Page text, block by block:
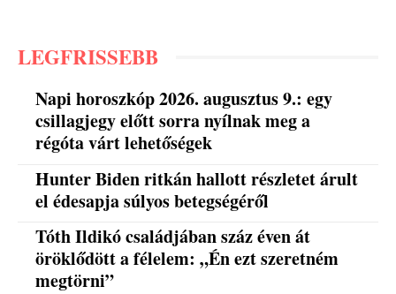
LEGFRISSEBB
Napi horoszkóp 2026. augusztus 9.: egy
csillagjegy előtt sorra nyílnak meg a
régóta várt lehetőségek
Hunter Biden ritkán hallott részletet árult
el édesapja súlyos betegségéről
Tóth Ildikó családjában száz éven át
öröklődött a félelem: „Én ezt szeretném
megtörni”